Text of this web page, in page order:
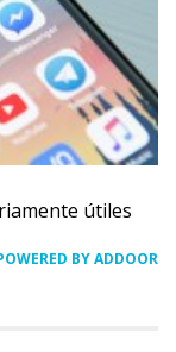
útiles
BY ADDOOR